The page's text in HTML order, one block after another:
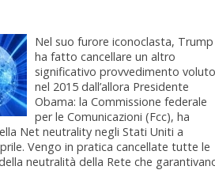
Nel suo furore iconoclasta, Trump
ha fatto cancellare un altro
significativo provvedimento voluto
nel 2015 dall’allora Presidente
Obama: la Commissione federale
per le Comunicazioni (Fcc), ha
Net neutrality negli Stati Uniti a
Vengo in pratica cancellate tutte le
neutralità della Rete che